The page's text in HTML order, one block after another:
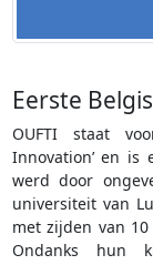
Eerste
OUFTI staat
Innovation’ en is
werd door
universiteit van
met zijden van
Ondanks hun